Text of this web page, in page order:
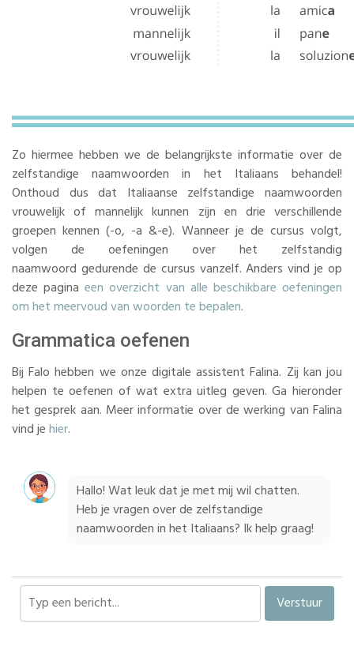
Zo hiermee hebben we de belangrijkste informatie over de
zelfstandige naamwoorden in het Italiaans behandel!
Onthoud dus dat Italiaanse zelfstandige naamwoorden
vrouwelijk of mannelijk kunnen zijn en drie verschillende
groepen kennen (-o, -a &-e). Wanneer je de cursus volgt,
volgen de oefeningen over het zelfstandig
naamwoord gedurende de cursus vanzelf. Anders vind je op
deze pagina een overzicht van alle beschikbare oefeningen
om het meervoud van woorden te bepalen.
Grammatica oefenen
Bij Falo hebben we onze digitale assistent Falina. Zij kan jou
helpen te oefenen of wat extra uitleg geven. Ga hieronder
het gesprek aan. Meer informatie over de werking van Falina
vind jehier.
Hallo! Wat leuk dat je met mij wil chatten.
Heb je vragen over de zelfstandige
naamwoorden in het Italiaans? Ik help graag!
Verstuur